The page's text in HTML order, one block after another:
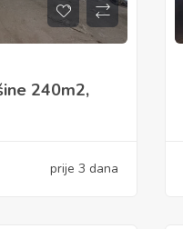
240m2,
prije 3 dana